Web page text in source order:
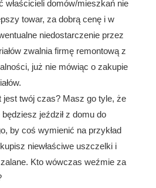
właścicieli domów/mieszkań nie
towar, za dobrą cenę i w
niedostarczenie przez
zwalnia firmę remontową z
już nie mówiąc o zakupie
jest twój czas? Masz go tyle, że
jeździł z domu do
by coś wymienić na przykład
niewłaściwe uszczelki i
Kto wówczas weźmie za